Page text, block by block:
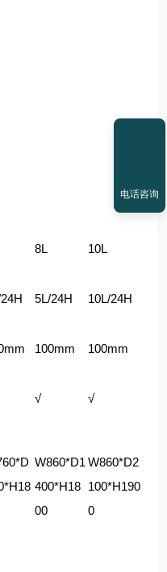
8L 10L
5L/24H 10L/24H
100mm 100mm
√ √
W860*D1
400*H18
00
W860*D2
100*H190
0
电话咨询